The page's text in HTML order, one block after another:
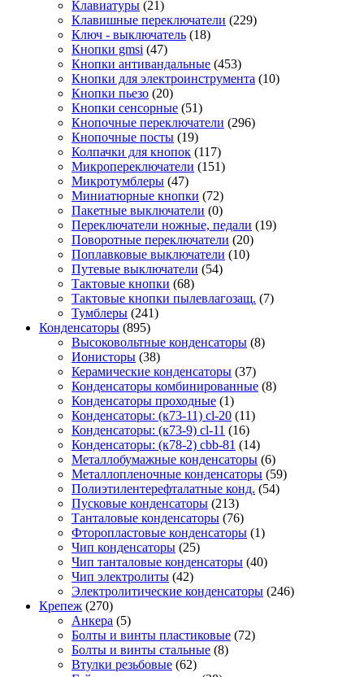
Клавиатуры (21)
Клавишные переключатели (229)
Ключ - выключатель (18)
Кнопки gmsi (47)
Кнопки антивандальные (453)
Кнопки для электроинструмента (10)
Кнопки пьезо (20)
Кнопки сенсорные (51)
Кнопочные переключатели (296)
Кнопочные посты (19)
Колпачки для кнопок (117)
Микропереключатели (151)
Микротумблеры (47)
Миниатюрные кнопки (72)
Пакетные выключатели (0)
Переключатели ножные, педали (19)
Поворотные переключатели (20)
Поплавковые выключатели (10)
Путевые выключатели (54)
Тактовые кнопки (68)
Тактовые кнопки пылевлагозащ. (7)
Тумблеры (241)
Конденсаторы (895)
Высоковольтные конденсаторы (8)
Ионисторы (38)
Керамические конденсаторы (37)
Конденсаторы комбинированные (8)
Конденсаторы проходные (1)
Конденсаторы: (к73-11) cl-20 (11)
Конденсаторы: (к73-9) cl-11 (16)
Конденсаторы: (к78-2) cbb-81 (14)
Металлобумажные конденсаторы (6)
Металлопленочные конденсаторы (59)
Полиэтилентерефталатные конд. (54)
Пусковые конденсаторы (213)
Танталовые конденсаторы (76)
Фторопластовые конденсаторы (1)
Чип конденсаторы (25)
Чип танталовые конденсаторы (40)
Чип электролиты (42)
Электролитические конденсаторы (246)
Крепеж (270)
Анкера (5)
Болты и винты пластиковые (72)
Болты и винты стальные (8)
Втулки резьбовые (62)